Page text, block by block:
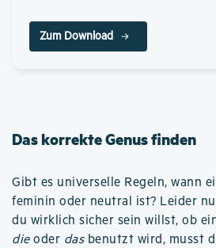
Zum Download
Das korrekte Genus finden
Gibt es universelle Regeln, wann
feminin oder neutral ist? Leider
du wirklich sicher sein willst, ob
dieoder dasbenutzt wird, musst